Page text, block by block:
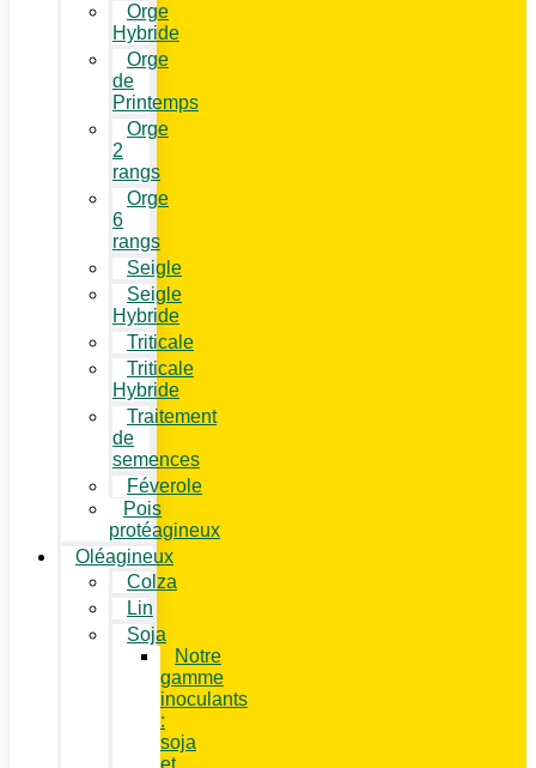
Orge
Hybride
Orge
de
Printemps
Orge
2
rangs
Orge
6
rangs
Seigle
Seigle
Hybride
Triticale
Triticale
Hybride
Traitement
de
semences
Féverole
Pois
protéagineux
Oléagineux
Colza
Lin
Soja
Notre
gamme
inoculants
:
soja
et